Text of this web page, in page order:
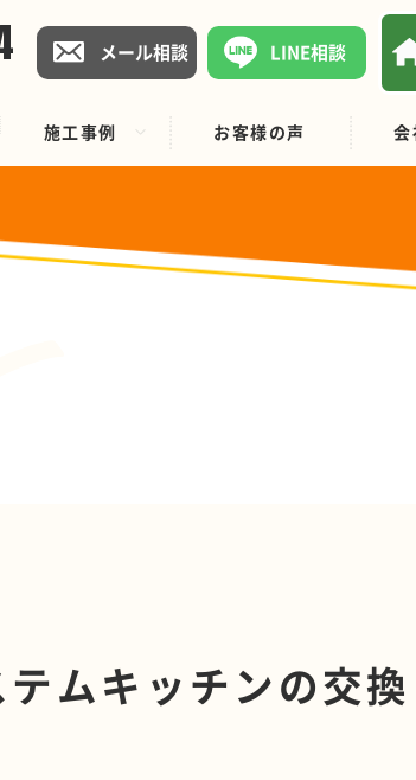
メール相談 LINE相談
施工事例 お客様の声 会
ムキッチンの交換